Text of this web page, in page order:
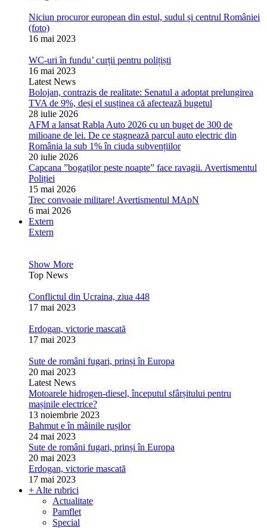
Niciun procuror european din estul, sudul și centrul României
(foto)
16 mai 2023
WC-uri în fundu’ curții pentru polițiști
16 mai 2023
Latest News
Bolojan, contrazis de realitate: Senatul a adoptat prelungirea
TVA de 9%, deși el susținea că afectează bugetul
28 iulie 2026
AFM a lansat Rabla Auto 2026 cu un buget de 300 de
milioane de lei. De ce stagnează parcul auto electric din
România la sub 1% în ciuda subvențiilor
20 iulie 2026
Capcana ”bogaților peste noapte” face ravagii. Avertismentul
Poliției
15 mai 2026
Trec convoaie militare! Avertismentul MApN
6 mai 2026
Extern
Extern
Show More
Top News
Conflictul din Ucraina, ziua 448
17 mai 2023
Erdogan, victorie mascată
17 mai 2023
Sute de români fugari, prinși în Europa
20 mai 2023
Latest News
Motoarele hidrogen-diesel, începutul sfârșitului pentru
mașinile electrice?
13 noiembrie 2023
Bahmut e în mâinile rușilor
24 mai 2023
Sute de români fugari, prinși în Europa
20 mai 2023
Erdogan, victorie mascată
17 mai 2023
+ Alte rubrici
Actualitate
Pamflet
Special